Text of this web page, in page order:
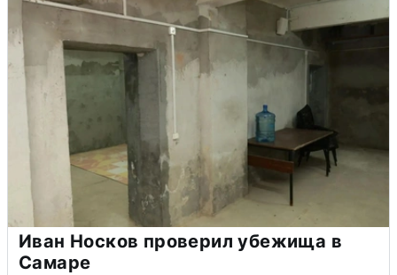
Иван Носков проверил убежища в
Самаре